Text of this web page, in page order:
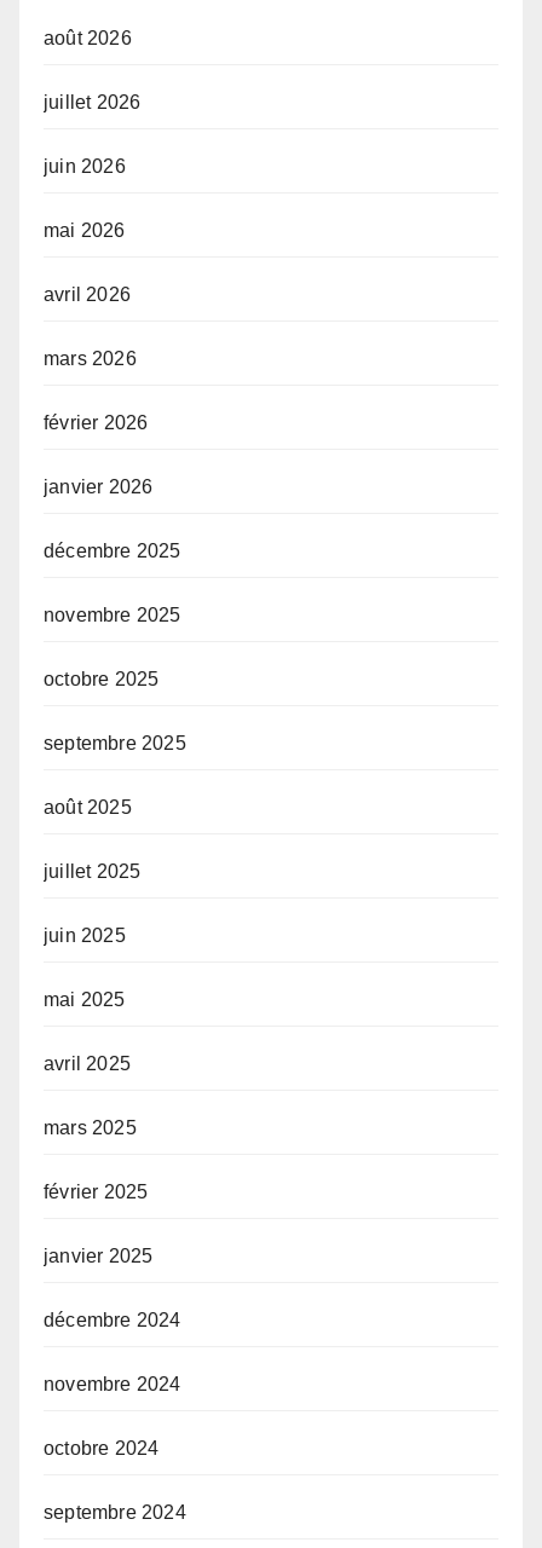
août 2026
juillet 2026
juin 2026
mai 2026
avril 2026
mars 2026
février 2026
janvier 2026
décembre 2025
novembre 2025
octobre 2025
septembre 2025
août 2025
juillet 2025
juin 2025
mai 2025
avril 2025
mars 2025
février 2025
janvier 2025
décembre 2024
novembre 2024
octobre 2024
septembre 2024